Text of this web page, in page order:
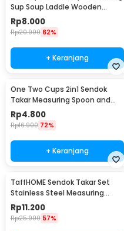
Sup Soup Laddle Wooden
Spoon - RR-20
Rp8.000
Rp20.900 62%
+ Keranjang
One Two Cups 2in1 Sendok
Takar Measuring Spoon and
Coffee Tamper - G1120
Rp4.800
Rp16.900 72%
+ Keranjang
TaffHOME Sendok Takar Set
Stainless Steel Measuring
Spoon 5 PCS - S300
Rp11.200
Rp25.900 57%